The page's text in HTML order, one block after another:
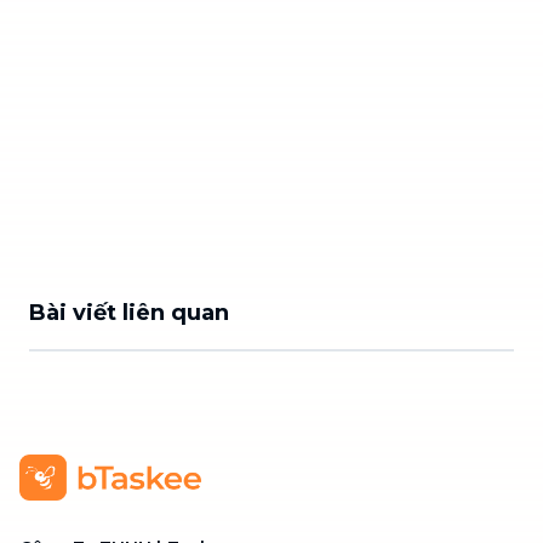
Bài viết liên quan